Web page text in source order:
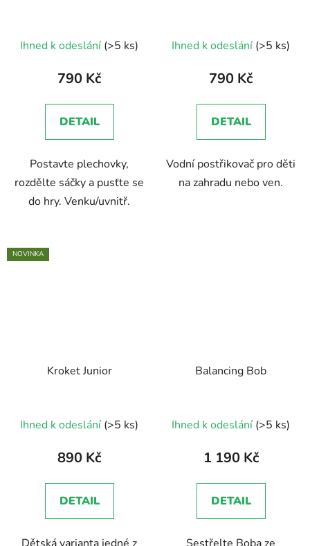
Ihned k odeslání (>5 ks)
790 Kč
DETAIL
Postavte plechovky,
rozdělte sáčky a pusťte se
do hry. Venku/uvnitř.
Ihned k odeslání (>5 ks)
790 Kč
DETAIL
Vodní postřikovač pro děti
na zahradu nebo ven.
NOVINKA
Kroket Junior
hodnocení
produktu
5,0
z
Ihned k odeslání (>5 ks)
890 Kč
DETAIL
Balancing Bob
Ihned k odeslání (>5 ks)
1 190 Kč
DETAIL